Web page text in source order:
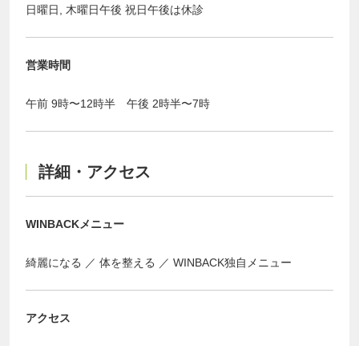
日曜日, 木曜日午後 祝日午後は休診
営業時間
午前 9時〜12時半 午後 2時半〜7時
詳細・アクセス
WINBACKメニュー
綺麗になる 体を整える WINBACK独自メニュー
アクセス